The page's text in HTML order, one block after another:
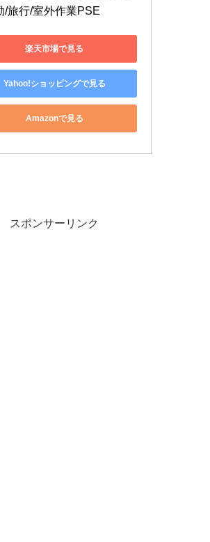
/旅行/室外作業PSE
楽天市場で見る
Yahoo!ショッピングで見る
Amazonで見る
スポンサーリンク